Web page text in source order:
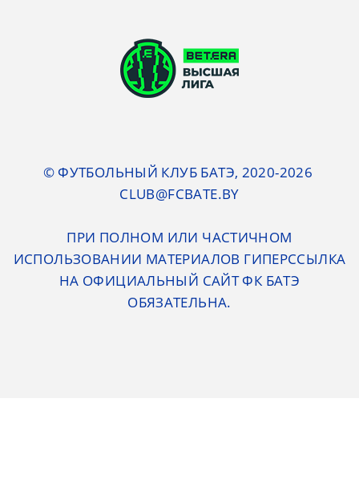
© ФУТБОЛЬНЫЙ КЛУБ БАТЭ, 2020-2026
CLUB@FCBATE.BY
ПРИ ПОЛНОМ ИЛИ ЧАСТИЧНОМ
ИСПОЛЬЗОВАНИИ МАТЕРИАЛОВ ГИПЕРССЫЛКА
НА ОФИЦИАЛЬНЫЙ САЙТ ФК БАТЭ
ОБЯЗАТЕЛЬНА.